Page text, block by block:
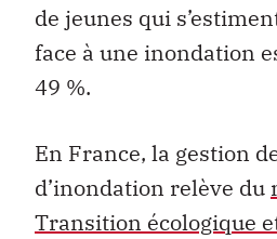
de jeunes qui
face à une inondation
49 %.
En France, la gestion
d’inondation relève du
Transition écologique